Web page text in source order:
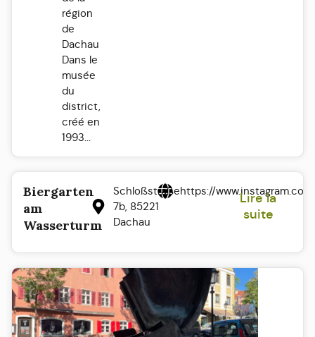
région
de
Dachau
Dans le
musée
du
district,
créé en
1993...
Biergarten
am
Wasserturm
Schloßstraße
7b, 85221
Dachau
https://
Lire la
suite